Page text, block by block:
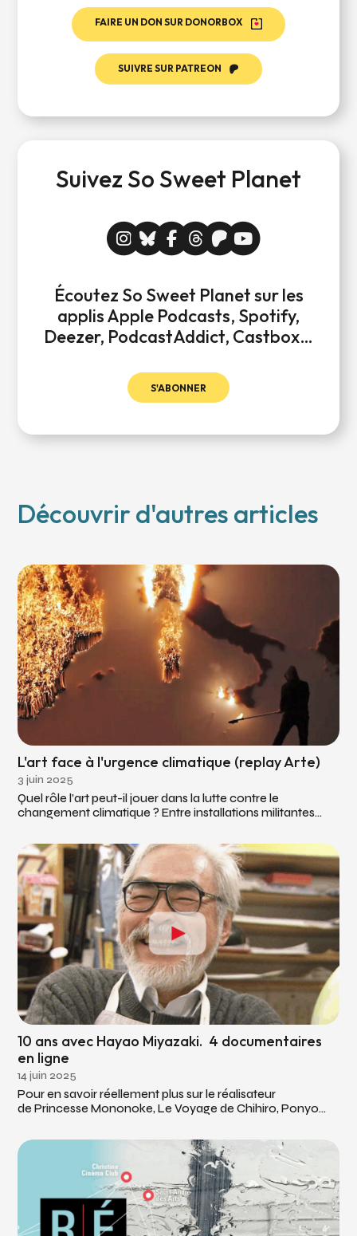
FAIRE UN DON SUR DONORBOX
SUIVRE SUR PATREON
Suivez So Sweet Planet
Écoutez So Sweet Planet sur les
applis Apple Podcasts, Spotify,
Deezer, PodcastAddict, Castbox…
S'ABONNER
Découvrir d'autres articles
L'art face à l'urgence climatique (replay Arte)
3 juin 2025
Quel rôle l’art peut-il jouer dans la lutte contre le
changement climatique ? Entre installations militantes...
10 ans avec Hayao Miyazaki. 4 documentaires
en ligne
14 juin 2025
Pour en savoir réellement plus sur le réalisateur
de Princesse Mononoke, Le Voyage de Chihiro, Ponyo...